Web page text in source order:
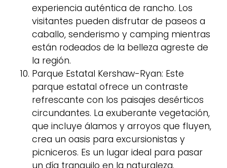
experiencia auténtica de rancho. Los
visitantes pueden disfrutar de paseos a
caballo, senderismo y camping mientras
están rodeados de la belleza agreste de
la región.
Parque Estatal Kershaw-Ryan: Este
parque estatal ofrece un contraste
refrescante con los paisajes desérticos
circundantes. La exuberante vegetación,
que incluye álamos y arroyos que fluyen,
crea un oasis para excursionistas y
picniceros. Es un lugar ideal para pasar
un día tranquilo en la naturaleza.